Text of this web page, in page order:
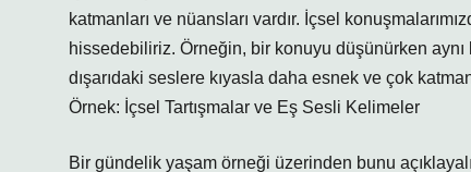
katmanları ve nüansları vardır. İçsel
hissedebiliriz. Örneğin, bir konuyu düşünürken
dışarıdaki seslere kıyasla daha esnek ve çok
Örnek: İçsel Tartışmalar ve Eş Sesli Kelimeler
Bir gündelik yaşam örneği üzerinden bunu